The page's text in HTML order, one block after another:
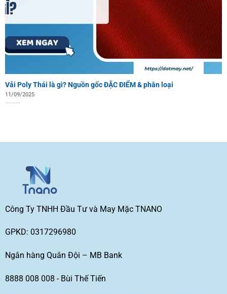
Vải Poly Thái là gì? Nguồn gốc ĐẶC ĐIỂM & phân loại
11/09/2025
Công Ty TNHH Đầu Tư và May Mặc TNANO
GPKD: 0317296980
Ngân hàng Quân Đội – MB Bank
8888 008 008 - Bùi Thế Tiến